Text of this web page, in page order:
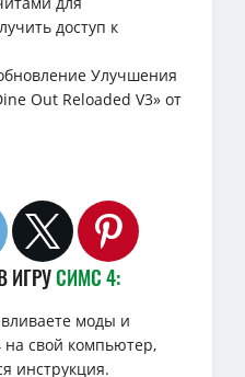
доступ к
Улучшения
Out Reloaded V3» от
ИГРУСИМС 4:
моды и
свой компьютер,
инструкция.